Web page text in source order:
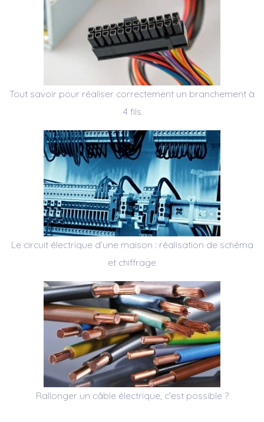
Tout savoir pour réaliser correctement un branchement à
4 fils
Le circuit électrique d’une maison : réalisation de schéma
et chiffrage
Rallonger un câble électrique, c’est possible ?